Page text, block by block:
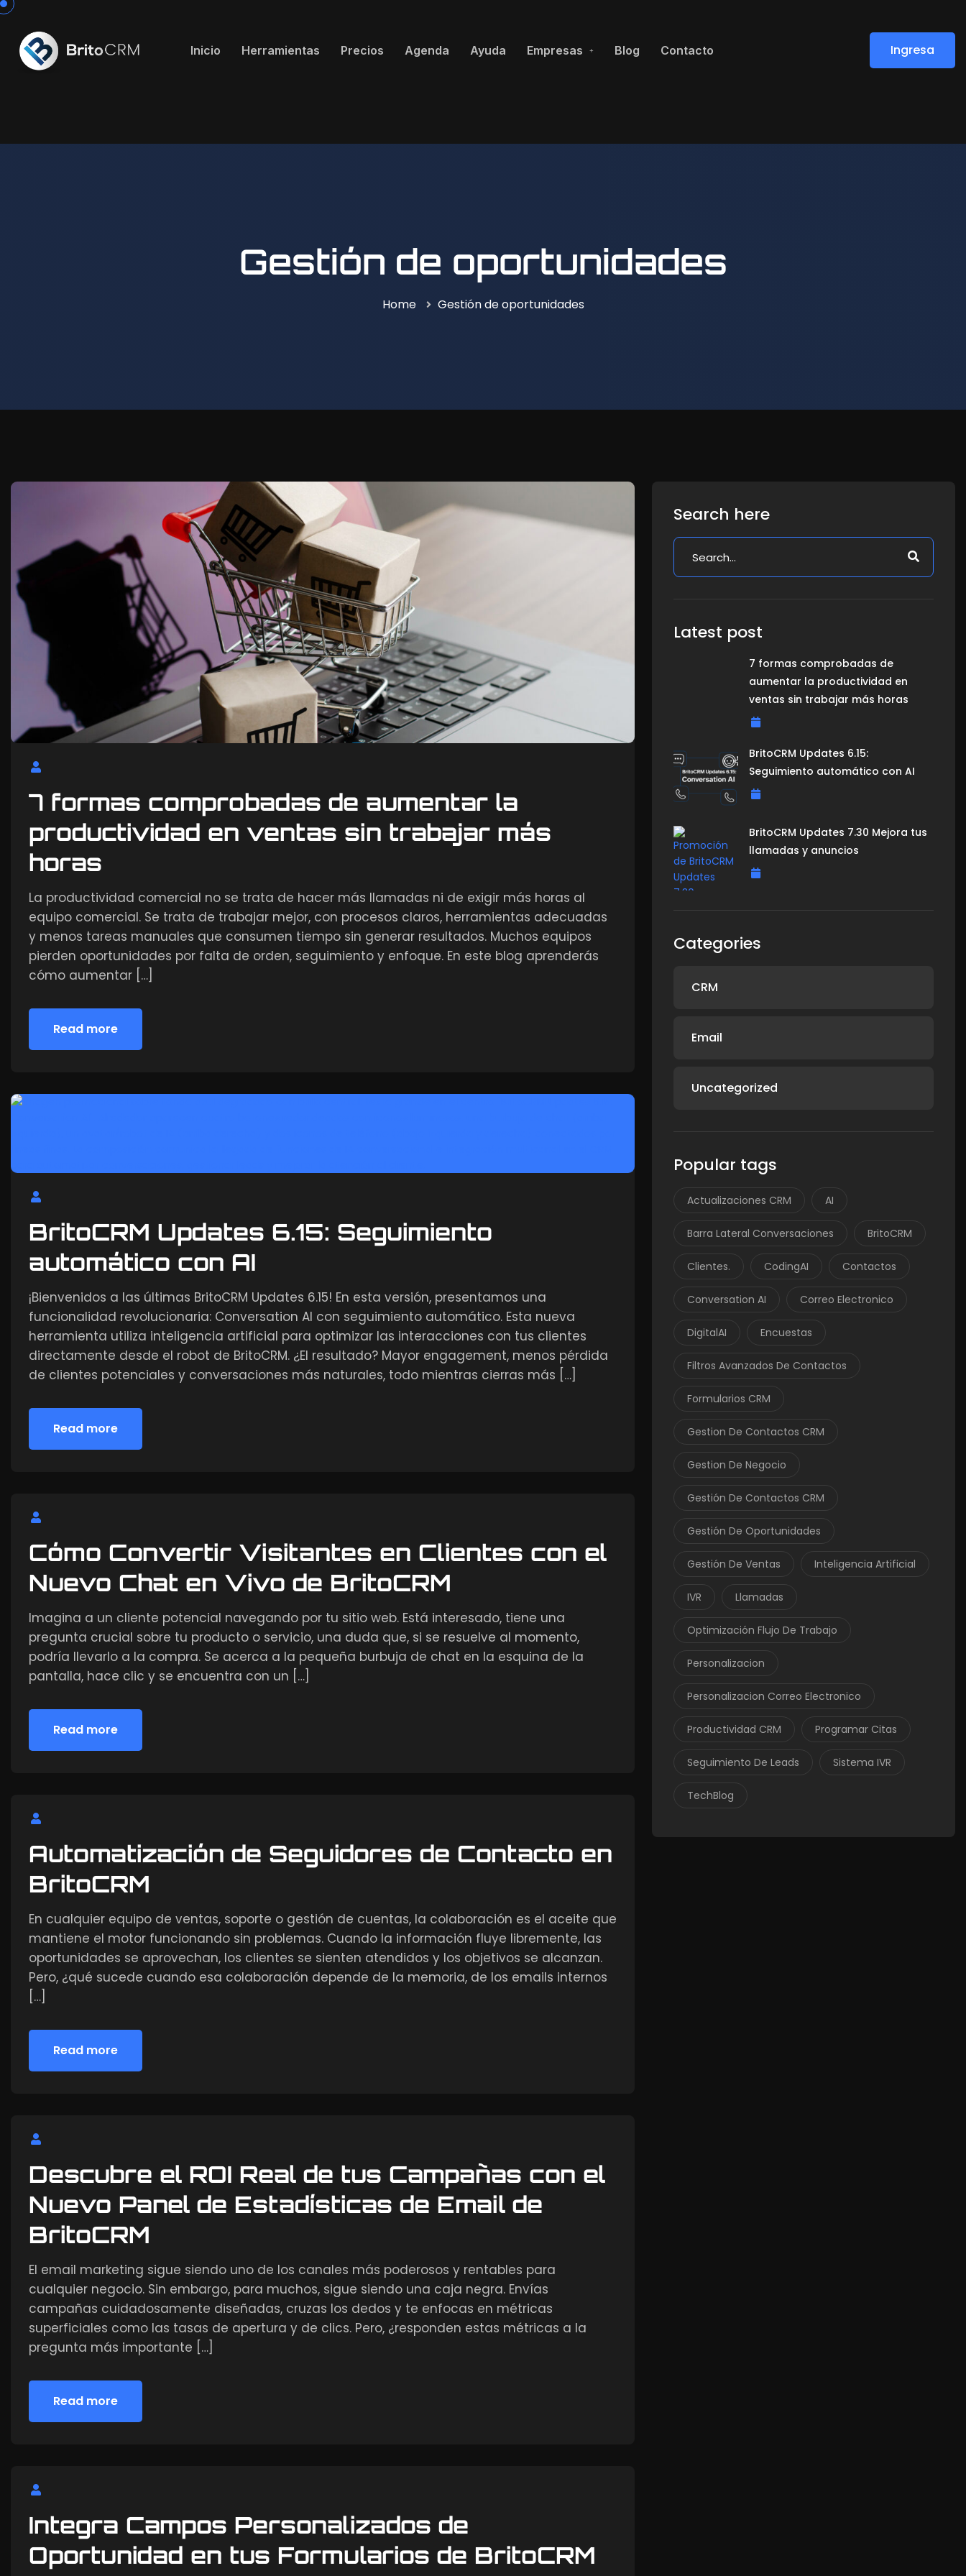
Inicio Herramientas Precios Agenda Ayuda Empresas Blog Contacto
Ingresa
Ingresa
Gestión de oportunidades
Home Gestión de oportunidades
7 formas comprobadas de aumentar la
productividad en ventas sin trabajar más
horas
La productividad comercial no se trata de hacer más llamadas ni de exigir más horas al
equipo comercial. Se trata de trabajar mejor, con procesos claros, herramientas adecuadas
y menos tareas manuales que consumen tiempo sin generar resultados. Muchos equipos
pierden oportunidades por falta de orden, seguimiento y enfoque. En este blog aprenderás
cómo aumentar […]
Read more
BritoCRM Updates 6.15: Seguimiento
automático con AI
¡Bienvenidos a las últimas BritoCRM Updates 6.15! En esta versión, presentamos una
funcionalidad revolucionaria: Conversation AI con seguimiento automático. Esta nueva
herramienta utiliza inteligencia artificial para optimizar las interacciones con tus clientes
directamente desde el robot de BritoCRM. ¿El resultado? Mayor engagement, menos pérdida
de clientes potenciales y conversaciones más naturales, todo mientras cierras más […]
Read more
Cómo Convertir Visitantes en Clientes con el
Nuevo Chat en Vivo de BritoCRM
Imagina a un cliente potencial navegando por tu sitio web. Está interesado, tiene una
pregunta crucial sobre tu producto o servicio, una duda que, si se resuelve al momento,
podría llevarlo a la compra. Se acerca a la pequeña burbuja de chat en la esquina de la
pantalla, hace clic y se encuentra con un […]
Read more
Automatización de Seguidores de Contacto en
BritoCRM
En cualquier equipo de ventas, soporte o gestión de cuentas, la colaboración es el aceite que
mantiene el motor funcionando sin problemas. Cuando la información fluye libremente, las
oportunidades se aprovechan, los clientes se sienten atendidos y los objetivos se alcanzan.
Pero, ¿qué sucede cuando esa colaboración depende de la memoria, de los emails internos
[…]
Read more
Descubre el ROI Real de tus Campañas con el
Nuevo Panel de Estadísticas de Email de
BritoCRM
El email marketing sigue siendo uno de los canales más poderosos y rentables para
cualquier negocio. Sin embargo, para muchos, sigue siendo una caja negra. Envías
campañas cuidadosamente diseñadas, cruzas los dedos y te enfocas en métricas
superficiales como las tasas de apertura y de clics. Pero, ¿responden estas métricas a la
pregunta más importante […]
Read more
Integra Campos Personalizados de
Oportunidad en tus Formularios de BritoCRM
Search here
Latest post
7 formas comprobadas de
aumentar la productividad en
ventas sin trabajar más horas
BritoCRM Updates 6.15:
Seguimiento automático con AI
BritoCRM Updates 7.30 Mejora tus
llamadas y anuncios
Categories
CRM
Email
Uncategorized
Popular tags
Actualizaciones CRM AI
Barra Lateral Conversaciones BritoCRM
Clientes. CodingAI Contactos
Conversation AI Correo Electronico
DigitalAI Encuestas
Filtros Avanzados De Contactos
Formularios CRM
Gestion De Contactos CRM
Gestion De Negocio
Gestión De Contactos CRM
Gestión De Oportunidades
Gestión De Ventas Inteligencia Artificial
IVR Llamadas
Optimización Flujo De Trabajo
Personalizacion
Personalizacion Correo Electronico
Productividad CRM Programar Citas
Seguimiento De Leads Sistema IVR
TechBlog